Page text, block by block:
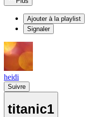
Ajouter à la playlist
Signaler
heidi
Suivre
titanic1